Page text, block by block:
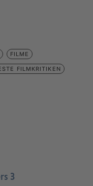
FILME
FILMKRITIKEN
3